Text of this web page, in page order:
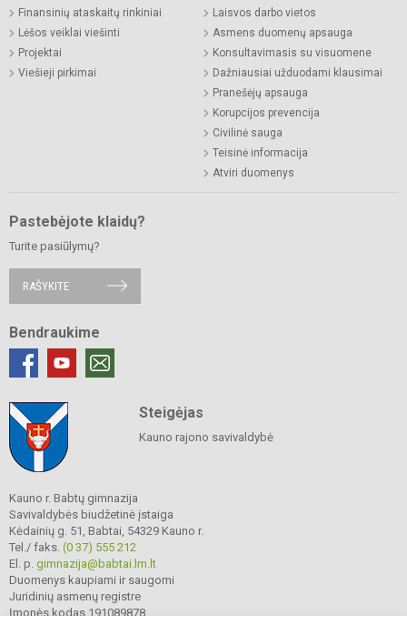
Finansinių ataskaitų rinkiniai
Lėšos veiklai viešinti
Projektai
Viešieji pirkimai
Laisvos darbo vietos
Asmens duomenų apsauga
Konsultavimasis su visuomene
Dažniausiai užduodami klausimai
Pranešėjų apsauga
Korupcijos prevencija
Civilinė sauga
Teisinė informacija
Atviri duomenys
Pastebėjote klaidų?
Turite pasiūlymų?
RAŠYKITE
Bendraukime
Steigėjas
Kauno rajono savivaldybė
Kauno r. Babtų gimnazija
Savivaldybės biudžetinė įstaiga
Kėdainių g. 51, Babtai, 54329 Kauno r.
Tel./ faks. (0 37) 555 212
El. p. gimnazija@babtai.lm.lt
Duomenys kaupiami ir saugomi
Juridinių asmenų registre
Įmonės kodas 191089878